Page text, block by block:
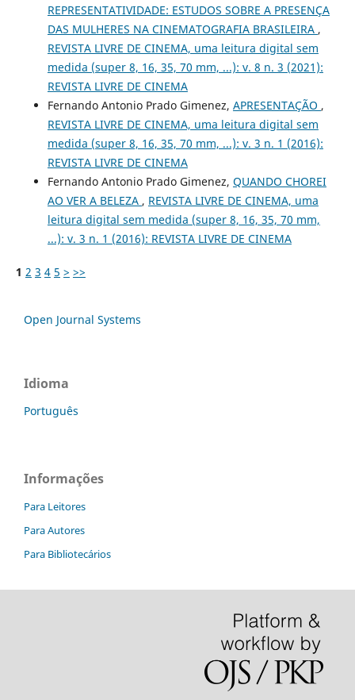
REPRESENTATIVIDADE: ESTUDOS SOBRE A PRESENÇA
DAS MULHERES NA CINEMATOGRAFIA BRASILEIRA ,
REVISTA LIVRE DE CINEMA, uma leitura digital sem
medida (super 8, 16, 35, 70 mm, ...): v. 8 n. 3 (2021):
REVISTA LIVRE DE CINEMA
Fernando Antonio Prado Gimenez, APRESENTAÇÃO ,
REVISTA LIVRE DE CINEMA, uma leitura digital sem
medida (super 8, 16, 35, 70 mm, ...): v. 3 n. 1 (2016):
REVISTA LIVRE DE CINEMA
Fernando Antonio Prado Gimenez, QUANDO CHOREI
AO VER A BELEZA , REVISTA LIVRE DE CINEMA, uma
leitura digital sem medida (super 8, 16, 35, 70 mm,
...): v. 3 n. 1 (2016): REVISTA LIVRE DE CINEMA
1 2 3 4 5 > >>
Open Journal Systems
Idioma
Português
Informações
Para Leitores
Para Autores
Para Bibliotecários